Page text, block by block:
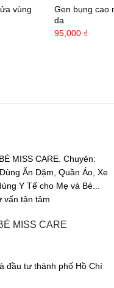
vùng
Gen bụng cao
da
95,000 ₫
MISS CARE. Chuyên:
Ăn Dặm, Quần Áo, Xe
Y Tế cho Mẹ và Bé...
vấn tận tâm
MISS CARE
đầu tư thành phố Hồ Chí